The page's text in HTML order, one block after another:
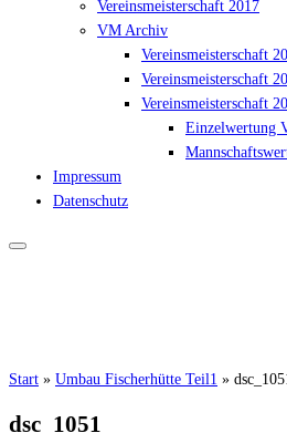
Vereinsmeisterschaft 2017
VM Archiv
Vereinsmeisterschaft
Vereinsmeisterschaft
Vereinsmeisterschaft
Einzelwertung
Impressum
Datenschutz
Start » Umbau Fischerhütte Teil1 »
dsc_1051